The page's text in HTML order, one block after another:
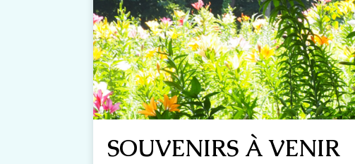
SOUVENIRS À VENIR